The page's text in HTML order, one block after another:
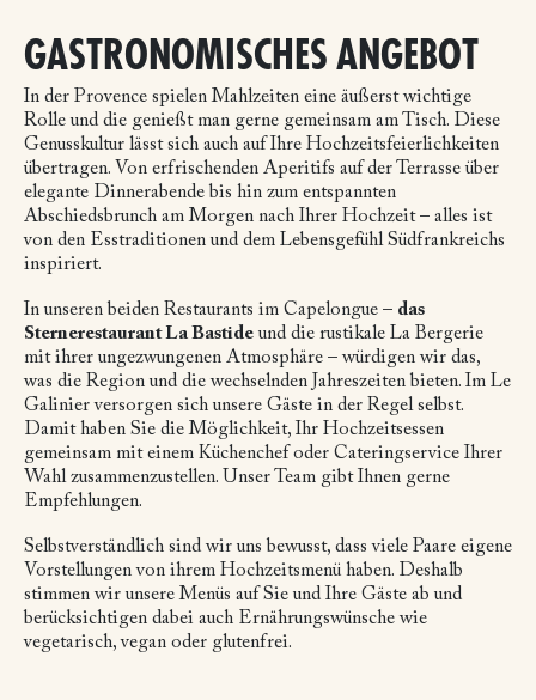
GASTRONOMISCHES ANGEBOT
In der Provence spielen Mahlzeiten eine äußerst wichtige
Rolle und die genießt man gerne gemeinsam am Tisch. Diese
Genusskultur lässt sich auch auf Ihre Hochzeitsfeierlichkeiten
übertragen. Von erfrischenden Aperitifs auf der Terrasse über
elegante Dinnerabende bis hin zum entspannten
Abschiedsbrunch am Morgen nach Ihrer Hochzeit – alles ist
von den Esstraditionen und dem Lebensgefühl Südfrankreichs
inspiriert.
In unseren beiden Restaurants im Capelongue – das
Sternerestaurant La Bastide und die rustikale La Bergerie
mit ihrer ungezwungenen Atmosphäre – würdigen wir das,
was die Region und die wechselnden Jahreszeiten bieten. Im Le
Galinier versorgen sich unsere Gäste in der Regel selbst.
Damit haben Sie die Möglichkeit, Ihr Hochzeitsessen
gemeinsam mit einem Küchenchef oder Cateringservice Ihrer
Wahl zusammenzustellen. Unser Team gibt Ihnen gerne
Empfehlungen.
Selbstverständlich sind wir uns bewusst, dass viele Paare eigene
Vorstellungen von ihrem Hochzeitsmenü haben. Deshalb
stimmen wir unsere Menüs auf Sie und Ihre Gäste ab und
berücksichtigen dabei auch Ernährungswünsche wie
vegetarisch, vegan oder glutenfrei.